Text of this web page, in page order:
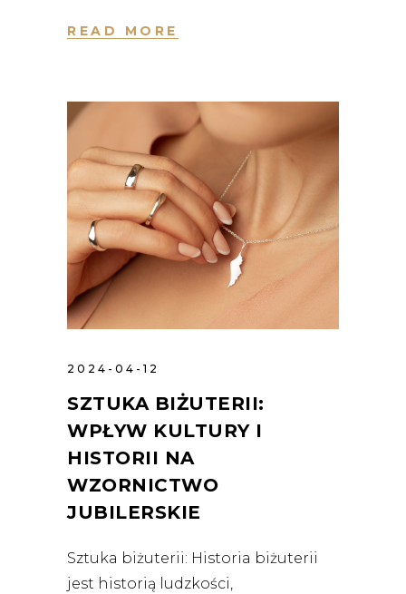
READ MORE
2024-04-12
SZTUKA BIŻUTERII:
WPŁYW KULTURY I
HISTORII NA
WZORNICTWO
JUBILERSKIE
Sztuka biżuterii: Historia biżuterii
jest historią ludzkości,